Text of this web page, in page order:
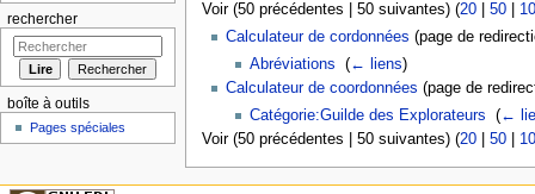
Voir (50 précédentes | 50 suivantes) (20| 50|
Calculateur de cordonnées (page de
Abréviations ‎(← liens)
Calculateur de coordonnées (page de
Catégorie:Guilde des Explorateurs ‎(←
Voir (50 précédentes | 50 suivantes) (20| 50|
rechercher
boîte à outils
Pages spéciales